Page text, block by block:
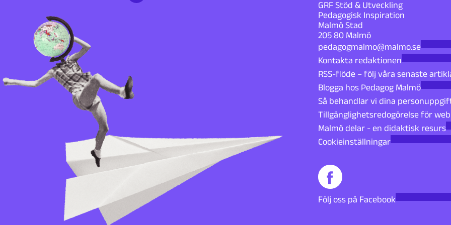
GRF Stöd & Utveckling
Pedagogisk Inspiration
Malmö Stad
205 80 Malmö
pedagogmalmo@malmo.se
Kontakta redaktionen
RSS-flöde – följ våra senaste
Blogga hos Pedagog Malmö
Så behandlar vi dina
Tillgänglighetsredogörelse för
Malmö delar - en didaktisk resurs
Cookieinställningar
Följ oss på Facebook